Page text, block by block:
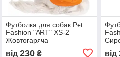
Футболка для собак Pet
Fashion "ART" XS-2
Жовтогаряча
від 230₴ від